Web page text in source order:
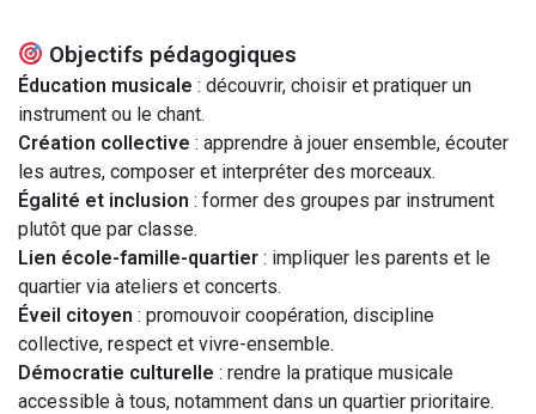
Objectifs pédagogiques
Éducation musicale : découvrir, choisir et pratiquer un
instrument ou le chant.
Création collective : apprendre à jouer ensemble, écouter
les autres, composer et interpréter des morceaux.
Égalité et inclusion : former des groupes par instrument
plutôt que par classe.
Lien école-famille-quartier : impliquer les parents et le
quartier via ateliers et concerts.
Éveil citoyen : promouvoir coopération, discipline
collective, respect et vivre-ensemble.
Démocratie culturelle : rendre la pratique musicale
accessible à tous, notamment dans un quartier prioritaire.